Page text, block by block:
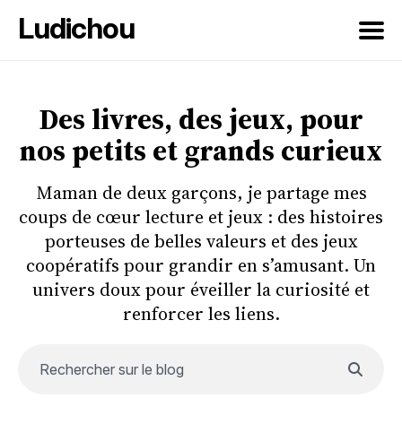
Ludichou
sur
blog
Des livres, des jeux, pour
nos petits et grands curieux
Maman de deux garçons, je partage mes
coups de cœur lecture et jeux : des histoires
porteuses de belles valeurs et des jeux
coopératifs pour grandir en s’amusant. Un
univers doux pour éveiller la curiosité et
renforcer les liens.
Rechercher sur le blog